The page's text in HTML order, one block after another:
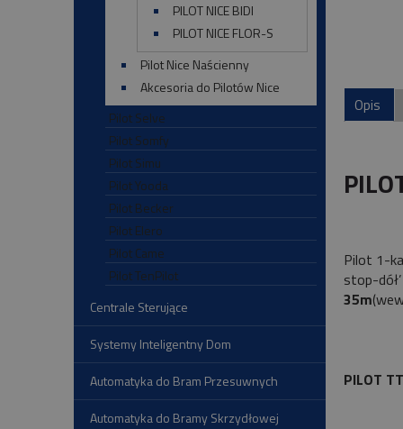
PILOT NICE BIDI
PILOT NICE FLOR-S
Pilot Nice Naścienny
Akcesoria do Pilotów Nice
Pilot Selve
Pilot Somfy
Pilot Simu
Pilot Yooda
Pilot Becker
Pilot Elero
Pilot Came
Pilot TenPilot
Centrale Sterujące
Systemy Inteligentny Dom
Automatyka do Bram Przesuwnych
Automatyka do Bramy Skrzydłowej
Opis
Pilot 1-
stop-
35m
PILOT